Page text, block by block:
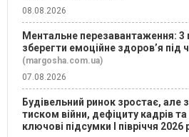
08.08.2026
Ментальне перезавантаження: 3
зберегти емоційне здоров’я під
(margosha.com.ua)
07.08.2026
Будівельний ринок зростає, але
тиском війни, дефіциту кадрів та
ключові підсумки І півріччя 2026